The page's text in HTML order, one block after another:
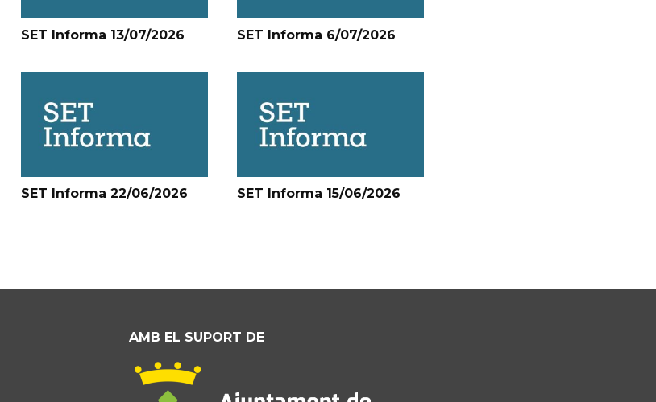
SET Informa 13/07/2026 SET Informa 6/07/2026
SET Informa 22/06/2026 SET Informa 15/06/2026
AMB EL SUPORT DE